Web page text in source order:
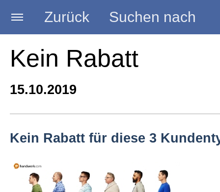
Zurück Suchen nach
Startseite
BLOG HANDWERK
Seminare
Kein Rabatt
15.10.2019
Kein Rabatt für diese 3